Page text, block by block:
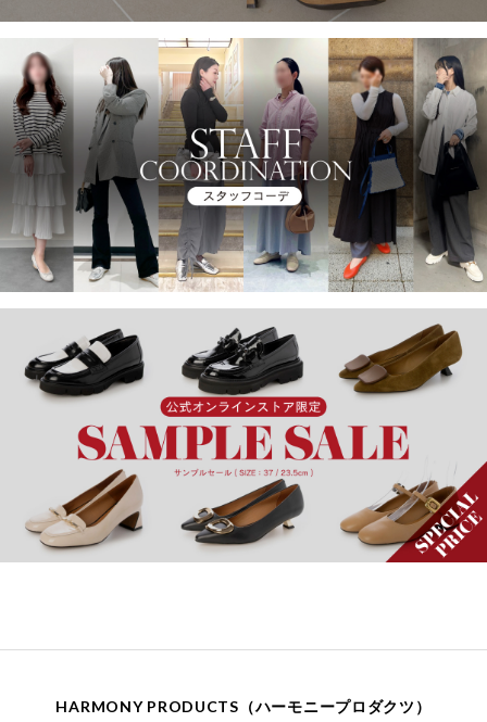
HARMONY PRODUCTS（ハーモニープロダクツ）